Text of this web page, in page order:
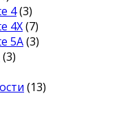
4(3)
4X(7)
5A(3)
(3)
(13)